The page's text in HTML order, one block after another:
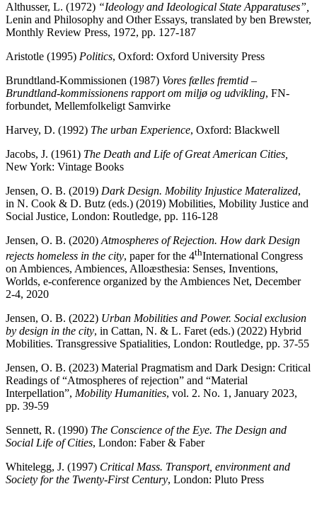
Althusser, L. (1972) “Ideology and Ideological State Apparatuses”,
Lenin and Philosophy and Other Essays, translated by ben Brewster,
Monthly Review Press, 1972, pp. 127-187
Aristotle (1995) Politics, Oxford: Oxford University Press
Brundtland-Kommissionen (1987) Vores fælles fremtid –
Brundtland-kommissionens rapport om miljø og udvikling, FN-
forbundet, Mellemfolkeligt Samvirke
Harvey, D. (1992) The urban Experience, Oxford: Blackwell
Jacobs, J. (1961) The Death and Life of Great American Cities,
New York: Vintage Books
Jensen, O. B. (2019) Dark Design. Mobility Injustice Materalized,
in N. Cook & D. Butz (eds.) (2019) Mobilities, Mobility Justice and
Social Justice, London: Routledge, pp. 116-128
Jensen, O. B. (2020) Atmospheres of Rejection. How dark Design
rejects homeless in the city, paper for the 4thInternational Congress
on Ambiences, Ambiences, Alloæsthesia: Senses, Inventions,
Worlds, e-conference organized by the Ambiences Net, December
2-4, 2020
Jensen, O. B. (2022) Urban Mobilities and Power. Social exclusion
by design in the city, in Cattan, N. & L. Faret (eds.) (2022) Hybrid
Mobilities. Transgressive Spatialities, London: Routledge, pp. 37-55
Jensen, O. B. (2023) Material Pragmatism and Dark Design: Critical
Readings of “Atmospheres of rejection” and “Material
Interpellation”, Mobility Humanities, vol. 2. No. 1, January 2023,
pp. 39-59
Sennett, R. (1990) The Conscience of the Eye. The Design and
Social Life of Cities, London: Faber & Faber
Whitelegg, J. (1997) Critical Mass. Transport, environment and
Society for the Twenty-First Century, London: Pluto Press